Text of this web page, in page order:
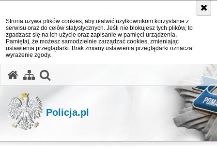
Strona używa plików cookies, aby ułatwić użytkownikom korzystanie z
serwisu oraz do celów statystycznych. Jeśli nie blokujesz tych plików, to
zgadzasz się na ich użycie oraz zapisanie w pamięci urządzenia.
Pamiętaj, że możesz samodzielnie zarządzać cookies, zmieniając
ustawienia przeglądarki. Brak zmiany ustawienia przeglądarki oznacza
wyrażenie zgody.
Policja.pl